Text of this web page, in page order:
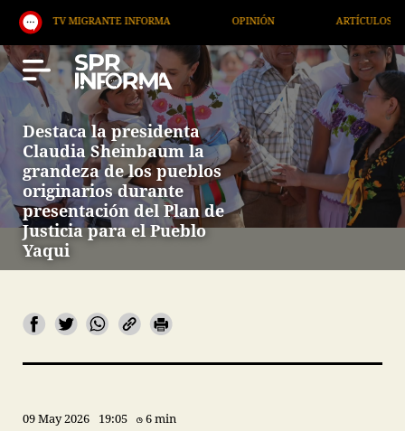
MIGRANTE INFORMA ARTÍCULOS
Destaca la presidenta
Claudia Sheinbaum la
grandeza de los pueblos
originarios durante
presentación del Plan de
Justicia para el Pueblo
Yaqui
09 May 2026 19:05 6 min